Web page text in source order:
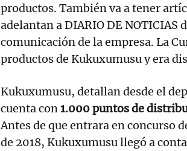
productos. También va a tener
adelantan a DIARIO DE NOTICIAS
comunicación de la empresa. La
productos de Kukuxumusu y era
Kukuxumusu, detallan desde el
cuenta con1.000 puntos de
Antes de que entrara en concurso
de 2018, Kukuxumusu llegó a